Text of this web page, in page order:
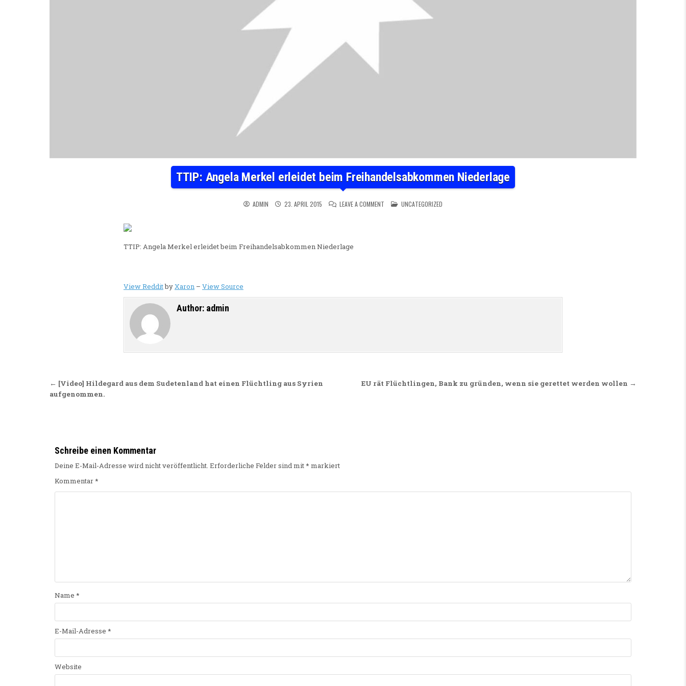
TTIP: Angela Merkel erleidet beim Freihandelsabkommen Niederlage
ADMIN 23. APRIL 2015 LEAVE A COMMENT ON TTIP: ANGELA MERKEL ERLEIDET BEIM FREIHANDELSABKOMMEN NIEDERLAGE
POSTED IN
UNCATEGORIZED
TTIP: Angela Merkel erleidet beim Freihandelsabkommen Niederlage
View RedditbyXaron – View Source
Author: admin
Beitragsnavigation EU rät Flüchtlingen, Bank zu gründen, wenn sie gerettet werden wollen →
← [Video] Hildegard aus dem Sudetenland hat einen Flüchtling aus Syrien
aufgenommen.
Schreibe einen Kommentar
Deine E-Mail-Adresse wird nicht veröffentlicht. Erforderliche Felder sind mit* markiert
Kommentar*
Name *
E-Mail-Adresse *
Website